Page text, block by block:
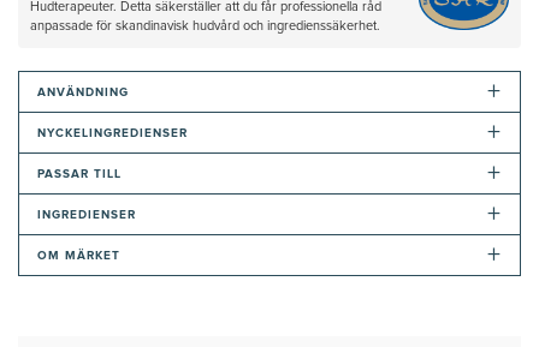
Hudterapeuter. Detta säkerställer att du får professionella råd
anpassade för skandinavisk hudvård och ingredienssäkerhet.
ANVÄNDNING +
NYCKELINGREDIENSER +
PASSAR TILL +
INGREDIENSER +
OM MÄRKET +